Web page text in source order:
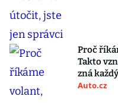
Proč
Takto
zná každý
Auto.cz